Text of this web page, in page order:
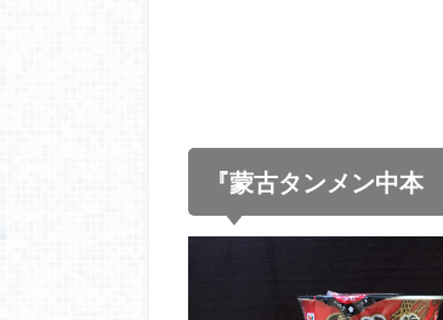
『蒙古タンメン中